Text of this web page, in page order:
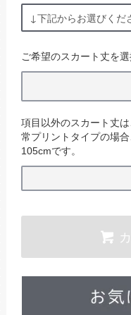
ご希望のスカート丈を
項目以外のスカート丈
常プリントタイプの場
105cmです。